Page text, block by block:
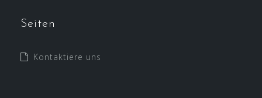
Seiten
Kontaktiere uns